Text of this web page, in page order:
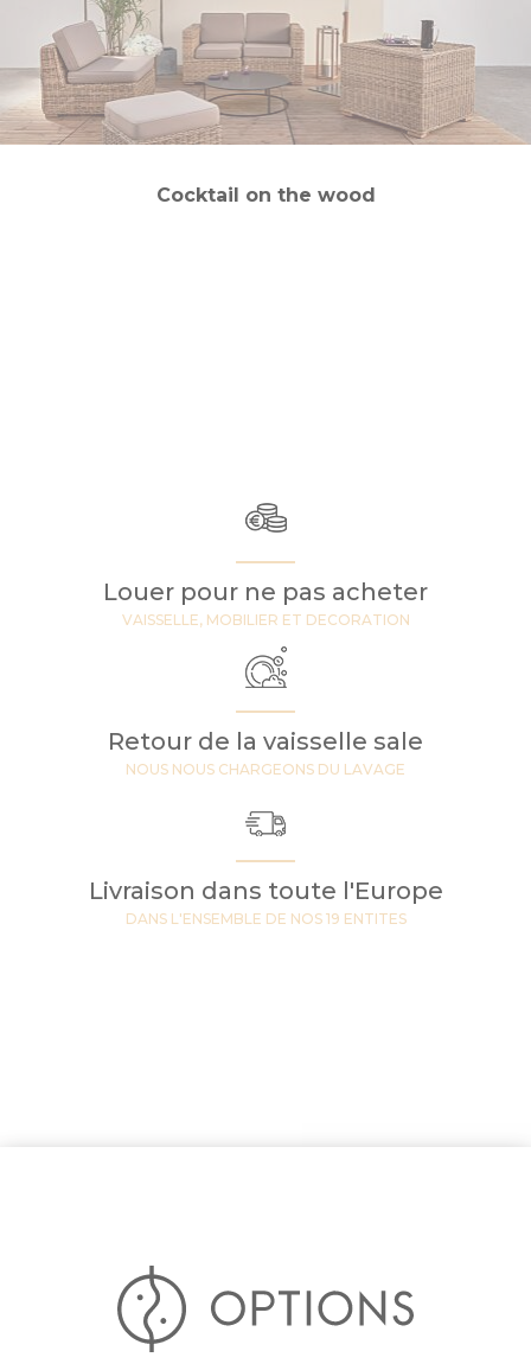
Cocktail on the wood
Louer pour ne pas acheter
VAISSELLE, MOBILIER ET DECORATION
Retour de la vaisselle sale
NOUS NOUS CHARGEONS DU LAVAGE
Livraison dans toute l'Europe
DANS L'ENSEMBLE DE NOS 19 ENTITES